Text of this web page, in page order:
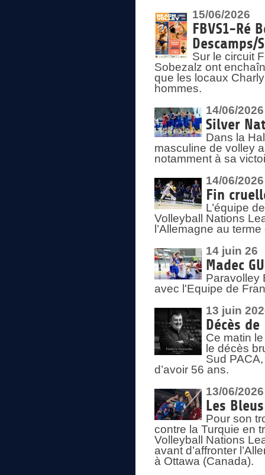
15/06/2026
FBVS1-Ré
Descamps/
Sur le circuit
Sobezalz ont
que les locaux
hommes.
14/06/2026
Silver
Dans la
masculine de volley
notamment à sa
14/06/2026
Fin
L’équipe
Volleyball Nations
l’Allemagne au
14 juin 26
Madec
Paravolley
avec l'Equipe de
13 juin
Décès de
Ce matin
le décès
Sud
d’avoir 56 ans.
13/06/2026
Les
Pour son
contre la Turquie en
Volleyball Nations
avant d’affronter
à Ottawa (Canada).